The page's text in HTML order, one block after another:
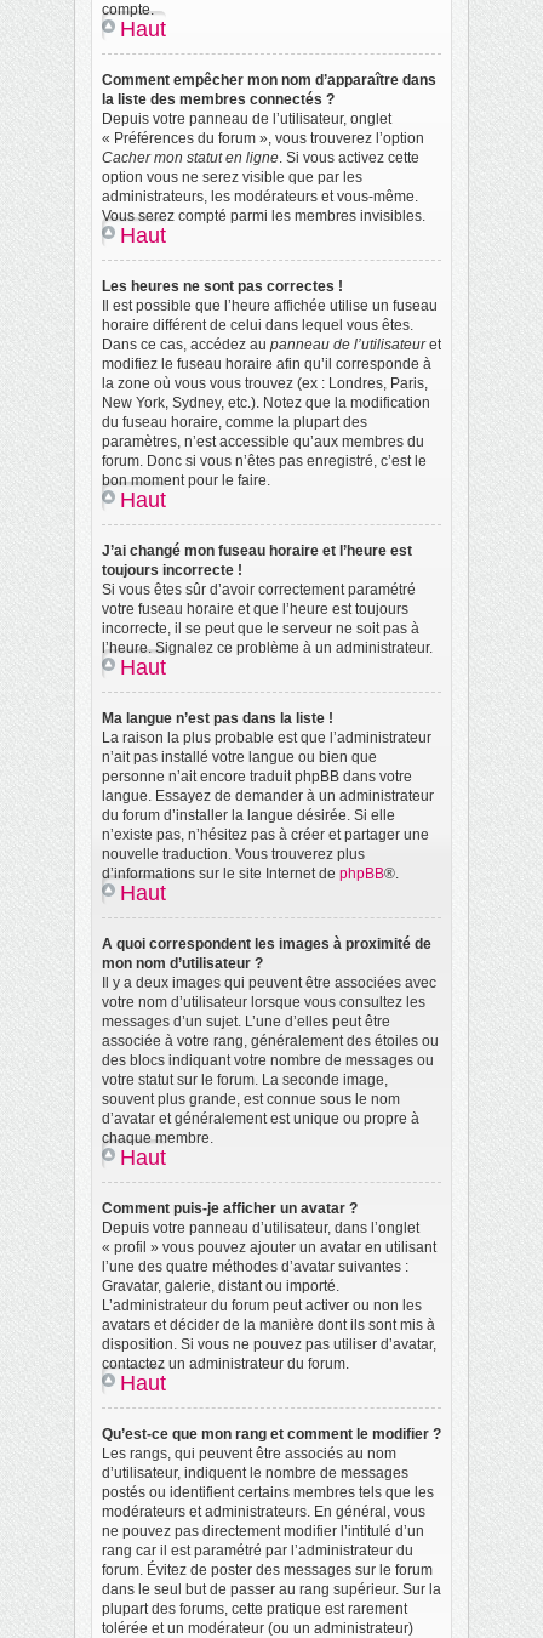
compte.
Haut
Comment empêcher mon nom d’apparaître dans
la liste des membres connectés ?
Depuis votre panneau de l’utilisateur, onglet
« Préférences du forum », vous trouverez l’option
Cacher mon statut en ligne. Si vous activez cette
option vous ne serez visible que par les
administrateurs, les modérateurs et vous-même.
Vous serez compté parmi les membres invisibles.
Haut
Les heures ne sont pas correctes !
Il est possible que l’heure affichée utilise un fuseau
horaire différent de celui dans lequel vous êtes.
Dans ce cas, accédez au panneau de l’utilisateuret
modifiez le fuseau horaire afin qu’il corresponde à
la zone où vous vous trouvez (ex : Londres, Paris,
New York, Sydney, etc.). Notez que la modification
du fuseau horaire, comme la plupart des
paramètres, n’est accessible qu’aux membres du
forum. Donc si vous n’êtes pas enregistré, c’est le
bon moment pour le faire.
Haut
J’ai changé mon fuseau horaire et l’heure est
toujours incorrecte !
Si vous êtes sûr d’avoir correctement paramétré
votre fuseau horaire et que l’heure est toujours
incorrecte, il se peut que le serveur ne soit pas à
l’heure. Signalez ce problème à un administrateur.
Haut
Ma langue n’est pas dans la liste !
La raison la plus probable est que l’administrateur
n’ait pas installé votre langue ou bien que
personne n’ait encore traduit phpBB dans votre
langue. Essayez de demander à un administrateur
du forum d’installer la langue désirée. Si elle
n’existe pas, n’hésitez pas à créer et partager une
nouvelle traduction. Vous trouverez plus
d’informations sur le site Internet de phpBB®.
Haut
A quoi correspondent les images à proximité de
mon nom d’utilisateur ?
Il y a deux images qui peuvent être associées avec
votre nom d’utilisateur lorsque vous consultez les
messages d’un sujet. L’une d’elles peut être
associée à votre rang, généralement des étoiles ou
des blocs indiquant votre nombre de messages ou
votre statut sur le forum. La seconde image,
souvent plus grande, est connue sous le nom
d’avatar et généralement est unique ou propre à
chaque membre.
Haut
Comment puis-je afficher un avatar ?
Depuis votre panneau d’utilisateur, dans l’onglet
« profil » vous pouvez ajouter un avatar en utilisant
l’une des quatre méthodes d’avatar suivantes :
Gravatar, galerie, distant ou importé.
L’administrateur du forum peut activer ou non les
avatars et décider de la manière dont ils sont mis à
disposition. Si vous ne pouvez pas utiliser d’avatar,
contactez un administrateur du forum.
Haut
Qu’est-ce que mon rang et comment le modifier ?
Les rangs, qui peuvent être associés au nom
d’utilisateur, indiquent le nombre de messages
postés ou identifient certains membres tels que les
modérateurs et administrateurs. En général, vous
ne pouvez pas directement modifier l’intitulé d’un
rang car il est paramétré par l’administrateur du
forum. Évitez de poster des messages sur le forum
dans le seul but de passer au rang supérieur. Sur la
plupart des forums, cette pratique est rarement
tolérée et un modérateur (ou un administrateur)